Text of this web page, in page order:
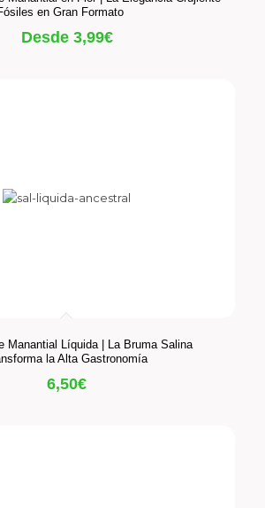
en Gran Formato
Desde 3,99€
Manantial Líquida | La Bruma Salina
la Alta Gastronomía
6,50€